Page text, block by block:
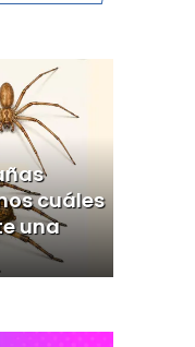
cuáles
una